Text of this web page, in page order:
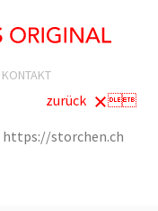
KONTAKT
zurück

https://storchen.ch